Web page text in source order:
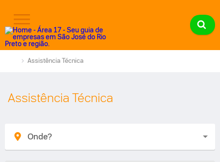
Assistência Técnica
Assistência Técnica